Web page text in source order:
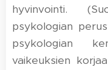
hyvinvointi.
psykologian
psykologian
vaikeuksien